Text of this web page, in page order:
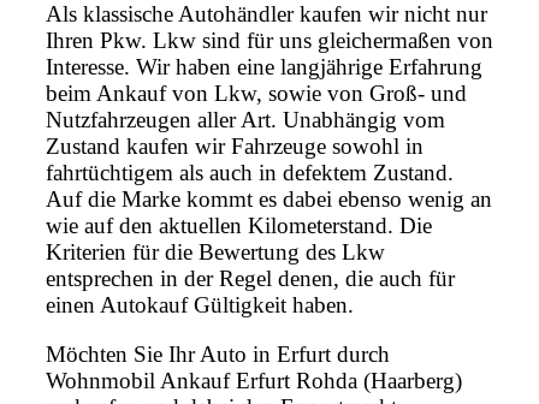
Als klassische Autohändler kaufen wir nicht nur
Ihren Pkw. Lkw sind für uns gleichermaßen von
Interesse. Wir haben eine langjährige Erfahrung
beim Ankauf von Lkw, sowie von Groß- und
Nutzfahrzeugen aller Art. Unabhängig vom
Zustand kaufen wir Fahrzeuge sowohl in
fahrtüchtigem als auch in defektem Zustand.
Auf die Marke kommt es dabei ebenso wenig an
wie auf den aktuellen Kilometerstand. Die
Kriterien für die Bewertung des Lkw
entsprechen in der Regel denen, die auch für
einen Autokauf Gültigkeit haben.
Möchten Sie Ihr Auto in Erfurt durch
Wohnmobil Ankauf Erfurt Rohda (Haarberg)